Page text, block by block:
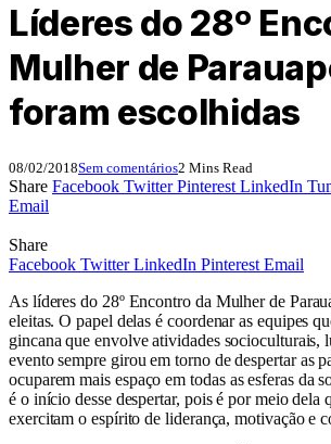
Líderes do 28º
Mulher de
foram escolhidas
08/02/2018Sem comentários2 Mins Read
Share Facebook Twitter Pinterest LinkedIn
Email
Share
Facebook Twitter LinkedIn Pinterest Email
As líderes do 28º Encontro da Mulher de
eleitas. O papel delas é coordenar as equipes
gincana que envolve atividades socioculturais,
evento sempre girou em torno de despertar as
ocuparem mais espaço em todas as esferas da
é o início desse despertar, pois é por meio dela
exercitam o espírito de liderança, motivação e